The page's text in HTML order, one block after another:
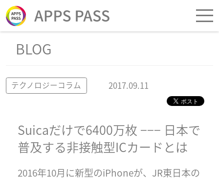
BLOG
テクノロジーコラム 2017.09.11
Suicaだけで6400万枚 −−− 日本で
普及する非接触型ICカードとは
2016年10月に新型のiPhoneが、JR東日本の